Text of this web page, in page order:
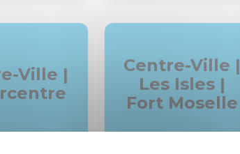
Ville |
Centre-Ville |
Les Isles |
Fort Moselle